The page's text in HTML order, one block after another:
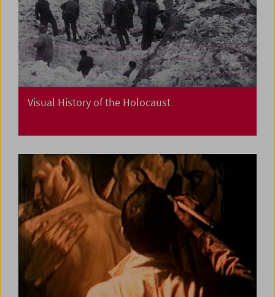
Visual History of the Holocaust